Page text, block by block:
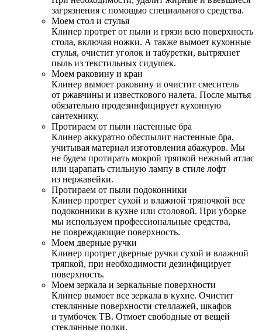
загрязнения с помощью специального средства.
Моем стол и стулья
Клинер протрет от пыли и грязи всю поверхность
стола, включая ножки. А также вымоет кухонные
стулья, очистит уголок и табуретки, вытряхнет
пыль из текстильных сидушек.
Моем раковину и кран
Клинер вымоет раковину и очистит смеситель
от ржавчины и известкового налета. После мытья
обязательно продезинфицирует кухонную
сантехнику.
Протираем от пыли настенные бра
Клинер аккуратно обеспылит настенные бра,
учитывая материал изготовления абажуров. Мы
не будем протирать мокрой тряпкой нежный атлас
или царапать стильную лампу в стиле лофт
из нержавейки.
Протираем от пыли подоконники
Клинер протрет сухой и влажной тряпочкой все
подоконники в кухне или столовой. При уборке
мы используем профессиональные средства,
не повреждающие поверхность.
Моем дверные ручки
Клинер протрет дверные ручки сухой и влажной
тряпкой, при необходимости дезинфицирует
поверхность.
Моем зеркала и зеркальные поверхности
Клинер вымоет все зеркала в кухне. Очистит
стеклянные поверхности стеллажей, шкафов
и тумбочек ТВ. Отмоет свободные от вещей
стеклянные полки.